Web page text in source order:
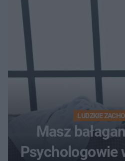
LUDZKIE
Masz
Psychologowie